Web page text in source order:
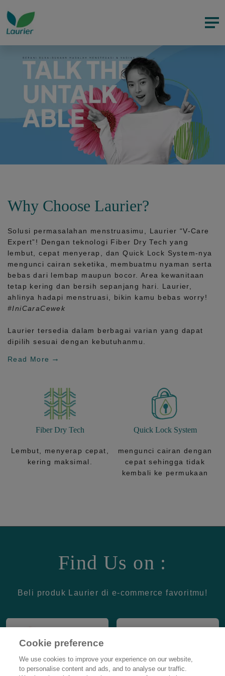
Why Choose Laurier?
Solusi permasalahan menstruasimu, Laurier “V-Care
Expert”! Dengan teknologi Fiber Dry Tech yang
lembut, cepat menyerap, danQuick Lock System-nya
mengunci cairan seketika, membuatmu nyaman serta
bebas dari lembap maupun bocor. Area kewanitaan
tetap kering dan bersih sepanjang hari.
Laurier,
ahlinya hadapi menstruasi, bikin kamu bebas worry!
#IniCaraCewek
Laurier tersedia dalam berbagai varian yang dapat
dipilih sesuai dengan kebutuhanmu.
Read More
Fiber Dry Tech
Lembut, menyerap cepat,
kering maksimal.
Quick Lock System
mengunci cairan dengan
cepat sehingga tidak
kembali ke permukaan
Find Us on :
Beli produk Laurier di e-commerce favoritmu!
Cookie preference
We use cookies to improve your experience on our website,
to personalise content and ads, and to analyse our traffic.